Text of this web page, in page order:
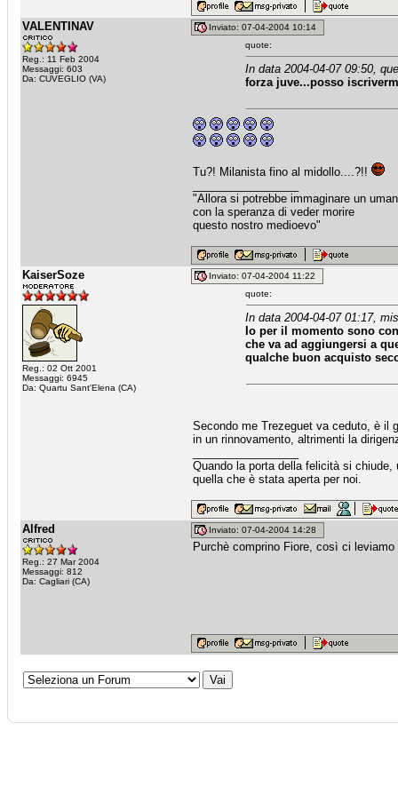
VALENTINAV
Reg.: 11 Feb 2004
Messaggi: 603
Da: CUVEGLIO (VA)
Inviato: 07-04-2004 10:14
quote:
In data 2004-04-07 09:50,
forza juve...posso
Tu?! Milanista fino al midollo....?!!
"Allora si potrebbe immaginare un
con la speranza di veder morire
questo nostro medioevo"
KaiserSoze
Reg.: 02 Ott 2001
Messaggi: 6945
Da: Quartu Sant'Elena (CA)
Inviato: 07-04-2004 11:22
quote:
In data 2004-04-07 01:17,
Io per il momento sono
che va ad aggiungersi a
qualche buon acquisto
Secondo me Trezeguet va ceduto, è il
in un rinnovamento, altrimenti la
Quando la porta della felicità si
quella che è stata aperta per noi.
Alfred
Reg.: 27 Mar 2004
Messaggi: 812
Da: Cagliari (CA)
Inviato: 07-04-2004 14:28
Purchè comprino Fiore, così ci